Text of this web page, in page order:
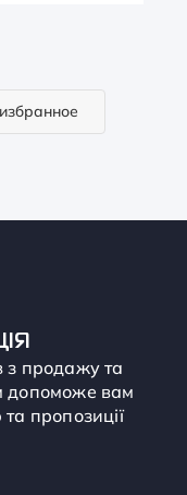
продажу та
допоможе вам
пропозиції